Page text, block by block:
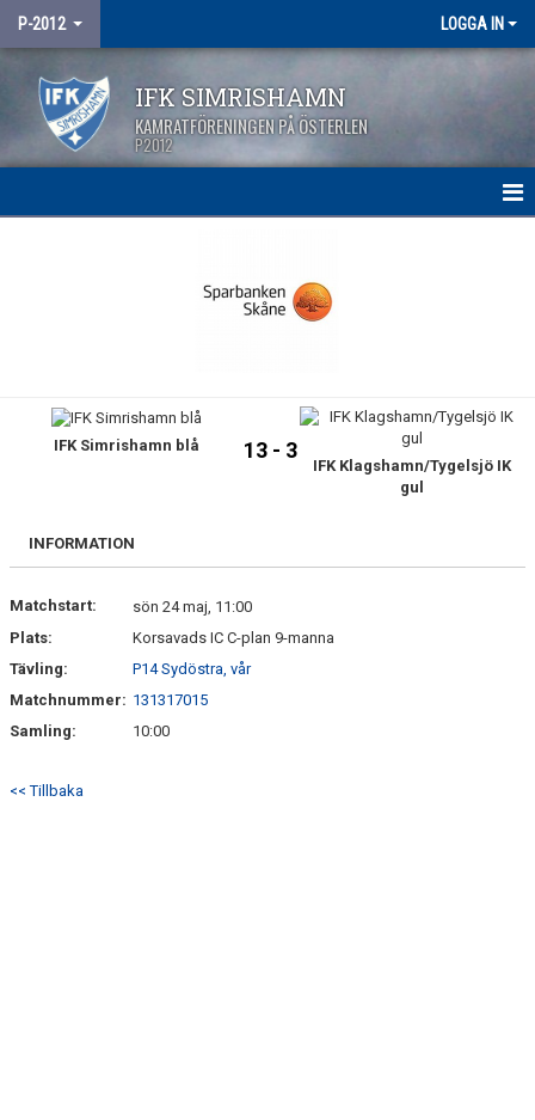
P-2012 LOGGA IN
IFK SIMRISHAMN
KAMRATFÖRENINGEN PÅ ÖSTERLEN
P2012
TRUPPEN
DOKUMENT
IFK Simrishamn blå 13 - 3
IFK Klagshamn/Tygelsjö IK
gul
INFORMATION
Matchstart:
sön 24 maj, 11:00
Plats:
Korsavads IC C-plan 9-manna
Tävling:
P14 Sydöstra, vår
Matchnummer: 131317015
Samling:
10:00
<< Tillbaka